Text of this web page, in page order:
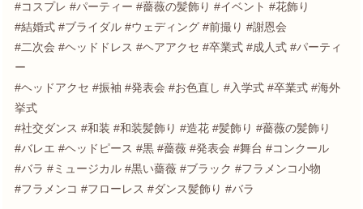
#コスプレ #パーティー #薔薇の髪飾り #イベント #花飾り
#結婚式 #ブライダル #ウェディング #前撮り #謝恩会
#二次会 #ヘッドドレス #ヘアアクセ #卒業式 #成人式 #パーティ
ー
#ヘッドアクセ #振袖 #発表会 #お色直し #入学式 #卒業式 #海外
挙式
#社交ダンス #和装 #和装髪飾り #造花 #髪飾り #薔薇の髪飾り
#バレエ #ヘッドピース #黒 #薔薇 #発表会 #舞台 #コンクール
#バラ #ミュージカル #黒い薔薇 #ブラック #フラメンコ小物
#フラメンコ #フローレス #ダンス髪飾り #バラ